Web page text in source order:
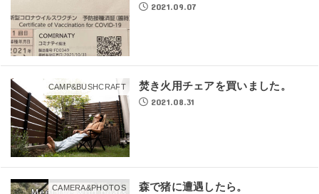
2021.09.07
CAMP&BUSHCRAFT 焚き火用チェアを買いました。
2021.08.31
CAMERA&PHOTOS 森で猪に遭遇したら。